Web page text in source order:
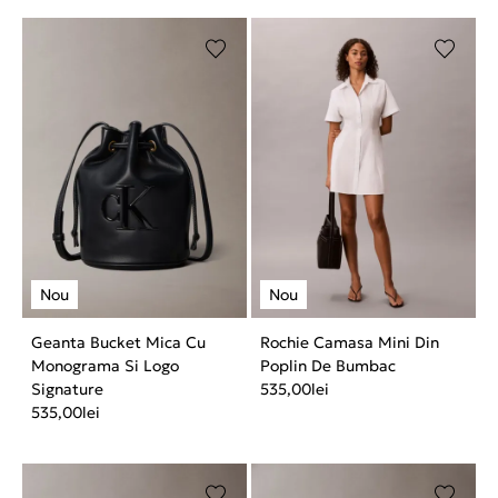
Geanta Bucket Mica Cu
Monograma Si Logo
Signature
535,00lei
Rochie Camasa Mini Din
Poplin De Bumbac
535,00lei